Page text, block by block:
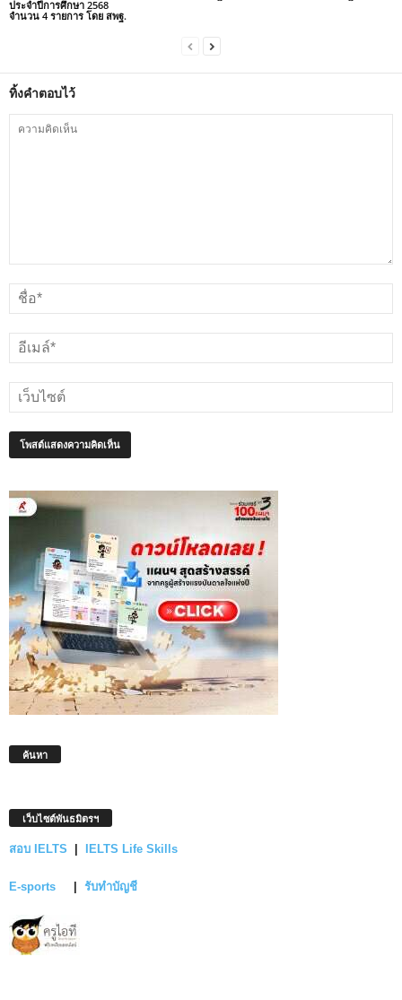
ประจำปีการศึกษา 2568
จำนวน 4 รายการ โดย สพฐ.
ทิ้งคำตอบไว้
ค้นหา
เว็บไซต์พันธมิตรฯ
สอบ IELTS | IELTS Life Skills
E-sports | รับทำบัญชี